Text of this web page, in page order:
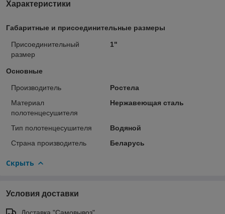
Характеристики
Габаритные и присоединительные размеры
Присоединительный
размер
1"
Основные
Производитель
Ростела
Материал
полотенцесушителя
Нержавеющая сталь
Тип полотенцесушителя
Водяной
Страна производитель
Беларусь
Скрыть
Условия доставки
Доставка "Самовывоз"